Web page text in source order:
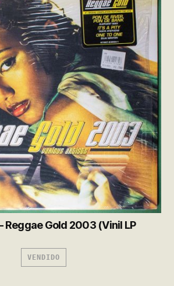
Reggae Gold 2003 (Vinil LP
VENDIDO